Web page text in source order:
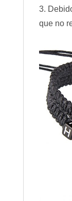
3.
que no